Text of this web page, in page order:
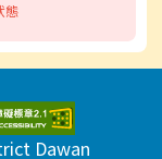
態
Dawan